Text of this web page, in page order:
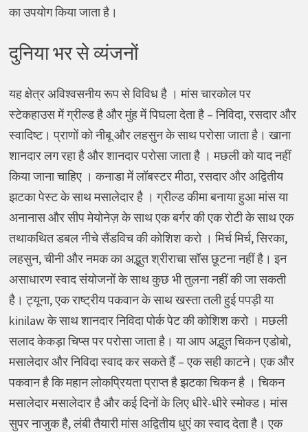
का उपयोग किया जाता है।
दुनिया भर से व्यंजनों
यह क्षेत्र अविश्वसनीय रूप से विविध है । मांस चारकोल पर
स्टेकहाउस में ग्रील्ड है और मुंह में पिघला देता है – निविदा, रसदार और
स्वादिष्ट। प्राणों को नीबू और लहसुन के साथ परोसा जाता है। खाना
शानदार लग रहा है और शानदार परोसा जाता है । मछली को याद नहीं
किया जाना चाहिए । कनाडा में लॉबस्टर मीठा, रसदार और अद्वितीय
झटका पेस्ट के साथ मसालेदार है । ग्रील्ड कीमा बनाया हुआ मांस या
अनानास और सीप मेयोनेज़ के साथ एक बर्गर की एक रोटी के साथ एक
तथाकथित डबल नीचे सैंडविच की कोशिश करो । मिर्च मिर्च, सिरका,
लहसुन, चीनी और नमक का अद्भुत श्रीराचा सॉस छूटना नहीं है। इन
असाधारण स्वाद संयोजनों के साथ कुछ भी तुलना नहीं की जा सकती
है। ट्यूना, एक राष्ट्रीय पकवान के साथ खस्ता तली हुई पपड़ी या
kinilaw के साथ शानदार निविदा पोर्क पेट की कोशिश करो । मछली
सलाद केकड़ा चिप्स पर परोसा जाता है। या आप अद्भुत चिकन एडोबो,
मसालेदार और निविदा स्वाद कर सकते हैं – एक सही काटने। एक और
पकवान है कि महान लोकप्रियता प्राप्त है झटका चिकन है । चिकन
मसालेदार मसालेदार है और कई दिनों के लिए धीरे-धीरे स्मोक्ड। मांस
सुपर नाजुक है, लंबी तैयारी मांस अद्वितीय धुएं का स्वाद देता है। एक